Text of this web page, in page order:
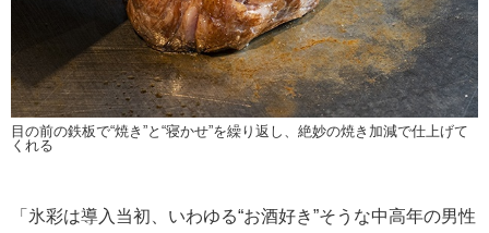
目の前の鉄板で“焼き”と“寝かせ”を繰り返し、絶妙の焼き加減で仕上げて
くれる
「氷彩は導入当初、いわゆる“お酒好き”そうな中高年の男性